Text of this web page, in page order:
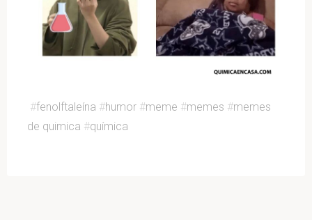
#fenolftaleína #humor #meme #memes #memes
de quimica #química